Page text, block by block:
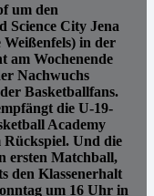
um den
Science City Jena
Weißenfels) in der
am Wochenende
Nachwuchs
Basketballfans.
die U-19-
Academy
Und die
ersten Matchball,
den Klassenerhalt
um 16 Uhr in